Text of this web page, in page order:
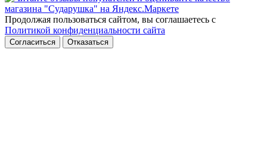
Продолжая пользоваться сайтом, вы соглашаетесь с
Политикой конфиденциальности сайта
Согласиться Отказаться